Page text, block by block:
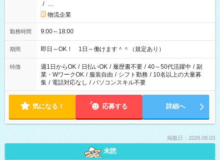
/ …
物流企業
勤務時間 9:00～18:00
期間 即日～OK！ 1日～働けます＾＾（規定あり）
特徴 週1日からOK / 日払いOK / 履歴書不要 / 40～50代活躍中 / 副
業・WワークOK / 服装自由 / シフト勤務 / 10名以上の大量募
集 / 電話対応なし / パソコンスキル不要
気になる！ 応募する 詳細へ
掲載日：2026.08.03
未読